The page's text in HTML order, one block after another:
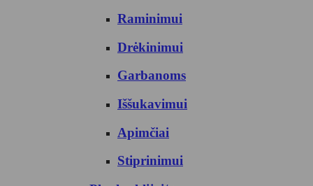
Raminimui
Drėkinimui
Garbanoms
Iššukavimui
Apimčiai
Stiprinimui